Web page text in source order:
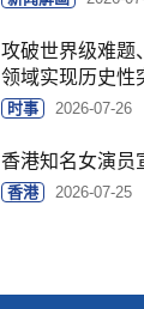
攻破世界级难题
领域实现历史性
时事 2026-07-26
香港知名女演员
香港 2026-07-25